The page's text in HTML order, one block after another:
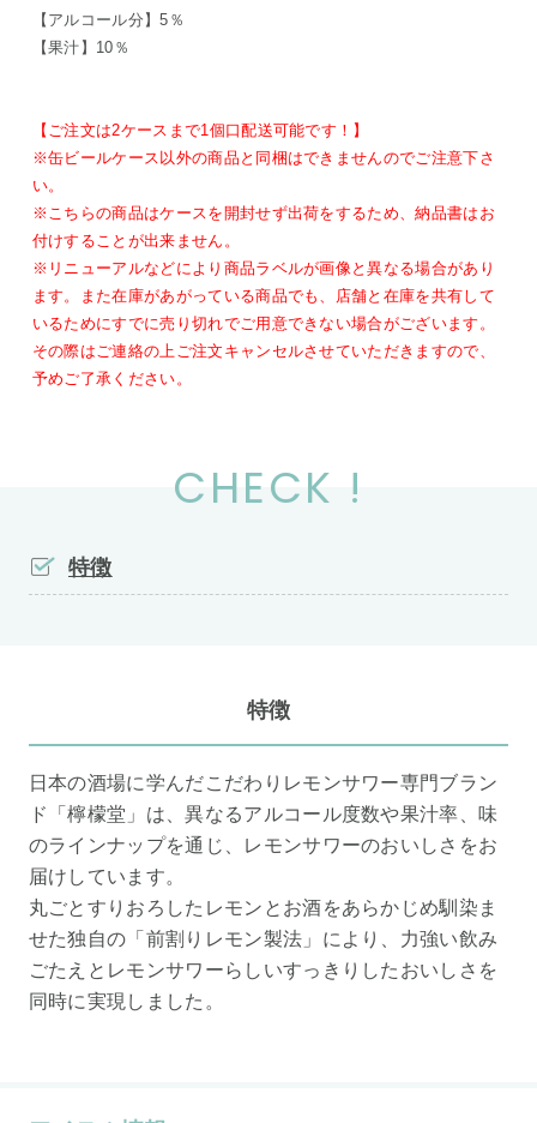
【アルコール分】5％
【果汁】10％
【ご注文は2ケースまで1個口配送可能です！】
※缶ビールケース以外の商品と同梱はできませんのでご注意下さ
い。
※こちらの商品はケースを開封せず出荷をするため、納品書はお
付けすることが出来ません。
※リニューアルなどにより商品ラベルが画像と異なる場合があり
ます。また在庫があがっている商品でも、店舗と在庫を共有して
いるためにすでに売り切れでご用意できない場合がございます。
その際はご連絡の上ご注文キャンセルさせていただきますので、
予めご了承ください。
CHECK !
特徴
特徴
日本の酒場に学んだこだわりレモンサワー専門ブラン
ド「檸檬堂」は、異なるアルコール度数や果汁率、味
のラインナップを通じ、レモンサワーのおいしさをお
届けしています。
丸ごとすりおろしたレモンとお酒をあらかじめ馴染ま
せた独自の「前割りレモン製法」により、力強い飲み
ごたえとレモンサワーらしいすっきりしたおいしさを
同時に実現しました。